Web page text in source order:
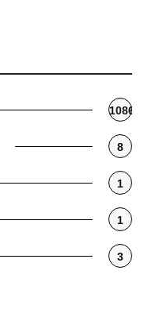
1086
8
1
1
3